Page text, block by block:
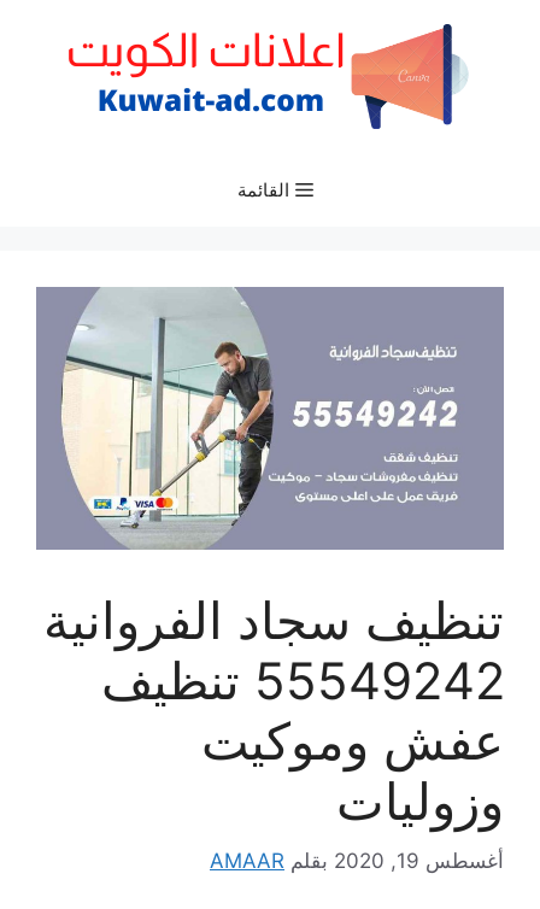
القائمة
تنظيف سجاد الفروانية
55549242 تنظيف
عفش وموكيت
وزوليات
أغسطس 19, 2020 بقلم AMAAR